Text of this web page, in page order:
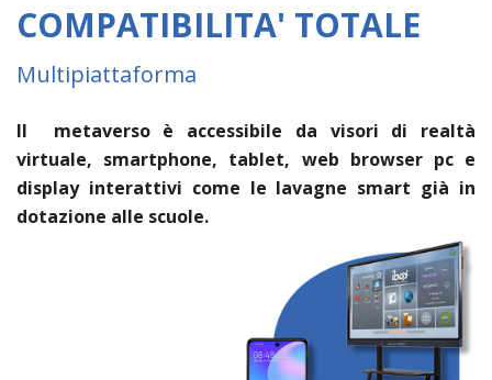
COMPATIBILITA' TOTALE
Multipiattaforma
Il metaverso è accessibile da visori di realtà
virtuale, smartphone, tablet, web browser pc e
display interattivi come le lavagne smart già in
dotazione alle scuole.